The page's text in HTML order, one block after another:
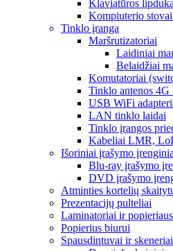
Klaviatūros
Kompiuterio
Tinklo įranga
Maršrutizatoriai
Laidiniai
Belaidžiai
Komutatoriai
Tinklo antenos
USB WiFi
LAN tinklo laidai
Tinklo įrangos
Kabeliai LMR,
Išoriniai įrašymo
Blu-ray įrašymo
DVD įrašymo
Atminties kortelių
Prezentacijų pulteliai
Laminatoriai ir
Popierius biurui
Spausdintuvai ir skeneriai